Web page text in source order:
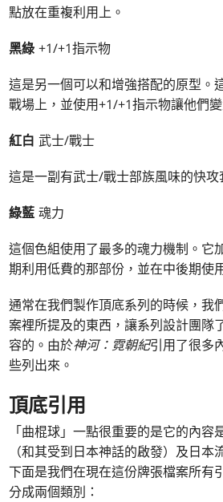
點放在重複利用上。
黑綠 +1/+1指示物
這是另一個可以和增強搭配的原型。
戰場上，並使用+1/+1指示物讓他們變
紅白 武士/戰士
這是一副有武士/戰士部族風味的快攻
綠藍 魂力
這個色組使用了最多的魂力機制。它
期利用低費的那部份，並在中後期使
通常在我們製作頂底系列的時候，我
案裡所提及的東西，讓系列設計團隊
容的。由於神河：霓朝紀引用了很多
些列出來。
頂底引用
「曲棍球」一點很重要的是它的內容
（和其受到日本神話的啟發）及日本
下面是我們在現在這份牌張檔案所有
分成兩個類別：